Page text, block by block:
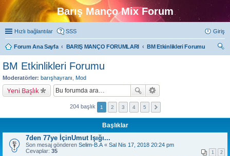
Barış Manço Mix Forum
Hızlı bağlantılar SSS Giriş
Forum Ana Sayfa BARIŞ MANÇO FORUMLARI
BM Etkinlikleri Forumu
BM Etkinlikleri Forumu
Moderatörler: barışhayranı Mod
Yeni Başlık
204 başlık 1 2 3 4 5
Başlıklar
7den 77ye İçinUmut Işığı...
Son mesaj gönderen Selim-B.A « Sal Nis 17, 2018 20:24 pm
Cevaplar: 35 1 2